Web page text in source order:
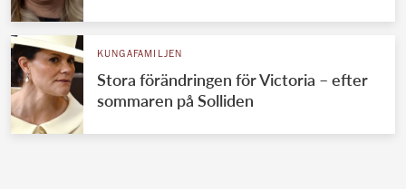
KUNGAFAMILJEN
Stora förändringen för Victoria – efter
sommaren på Solliden